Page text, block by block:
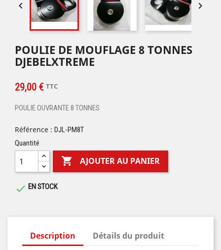
 
POULIE DE MOUFLAGE 8 TONNES
DJEBELXTREME
29,00 € TTC
POULIE OUVRANTE 8 TONNES
Référence : DJL-PM8T
Quantité
 AJOUTER AU PANIER
 EN STOCK
Description Détails du produit